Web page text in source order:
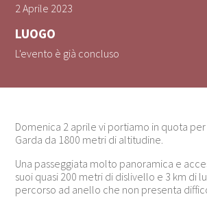
2 Aprile 2023
LUOGO
L'evento è già concluso
Domenica 2 aprile vi portiamo in quota
Garda da 1800 metri di altitudine.
Una passeggiata molto panoramica e
suoi quasi 200 metri di dislivello e 3 km di
percorso ad anello che non presenta